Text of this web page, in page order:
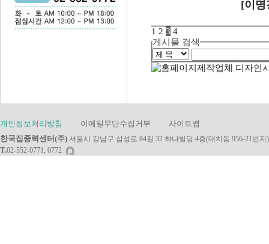
[이명
1 2 3 4
게시물 검색
개인정보처리방침 이메일무단수집거부
사이트맵
한국집중력센터(주) 서울시 강남구 삼성로 84길 32 하나빌딩 4층(대치동 956-21번지)
T.02-552-0771, 0772